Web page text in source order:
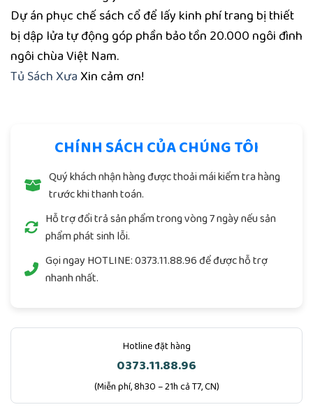
Dự án phục chế sách cổ để lấy kinh phí trang bị thiết
bị dập lửa tự động góp phần bảo tồn 20.000 ngôi đình
ngôi chùa Việt Nam.
Tủ Sách Xưa Xin cảm ơn!
CHÍNH SÁCH CỦA CHÚNG TÔI
Quý khách nhận hàng được thoải mái kiểm tra hàng
trước khi thanh toán.
Hỗ trợ đổi trả sản phẩm trong vòng 7 ngày nếu sản
phẩm phát sinh lỗi.
Gọi ngay HOTLINE: 0373.11.88.96để được hỗ trợ
nhanh nhất.
Hotline đặt hàng
0373.11.88.96
(Miễn phí, 8h30 – 21h cả T7, CN)